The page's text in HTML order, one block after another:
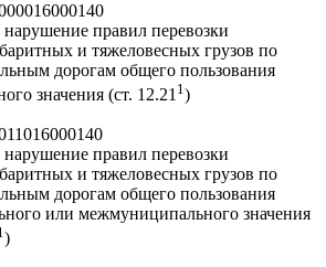
правил перевозки
и тяжеловесных грузов по
дорогам общего пользования
значения (ст. 12.21 1)
правил перевозки
и тяжеловесных грузов по
дорогам общего пользования
или межмуниципального значения
)